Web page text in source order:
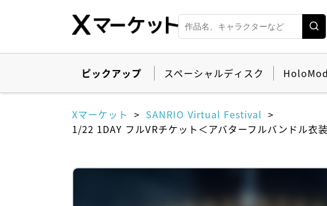
ピックアップ スペーシャルディスク
Xマーケット
SANRIO Virtual Festival
1/22 1DAY フルVRチケット＜アバターフルバンドル